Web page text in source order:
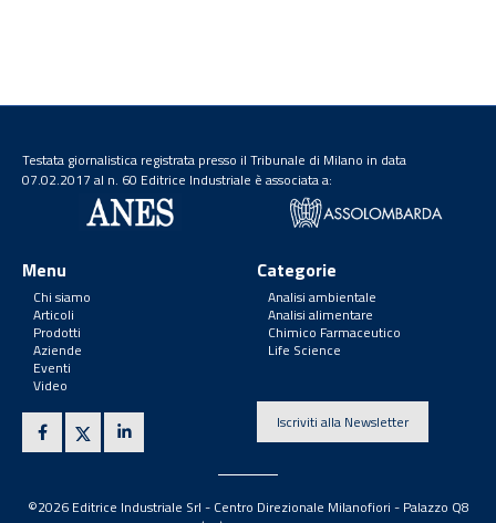
Testata giornalistica registrata presso il Tribunale di Milano in data
07.02.2017 al n. 60 Editrice Industriale è associata a:
Menu
Chi siamo
Articoli
Prodotti
Aziende
Eventi
Video
Categorie
Analisi ambientale
Analisi alimentare
Chimico Farmaceutico
Life Science
Iscriviti alla Newsletter
©2026 Editrice Industriale Srl - Centro Direzionale Milanofiori - Palazzo Q8